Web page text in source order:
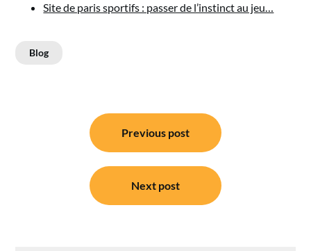
Site de paris sportifs : passer de l’instinct au jeu…
Blog
navigation
Previous post
Next post